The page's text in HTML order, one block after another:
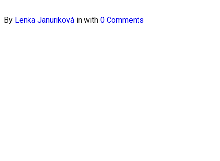
By Lenka Januriková in with 0 Comments